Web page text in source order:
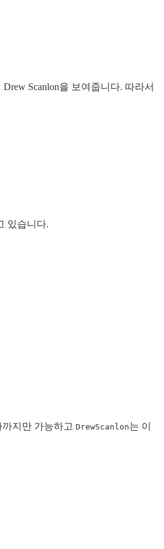
Scanlon을 보여줍니다. 따라서
있습니다.
지만 가능하고 DrewScanlon는 이